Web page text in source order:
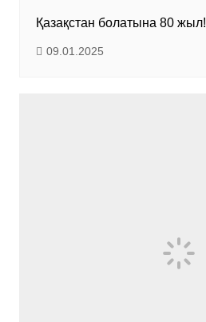
Қазақстан болатына 80 жыл!
09.01.2025